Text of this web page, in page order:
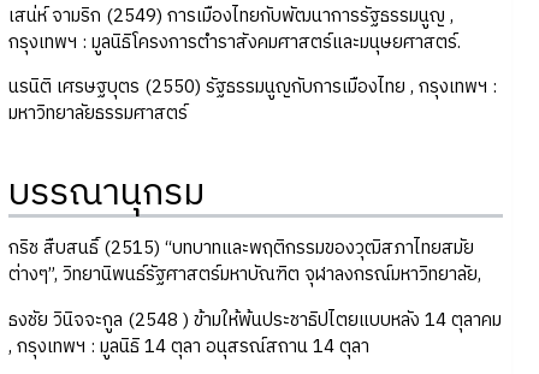
เสน่ห์ จามริก (2549) การเมืองไทยกับพัฒนาการรัฐธรรมนูญ ,
กรุงเทพฯ : มูลนิธิโครงการตำราสังคมศาสตร์และมนุษยศาสตร์.
นรนิติ เศรษฐบุตร (2550) รัฐธรรมนูญกับการเมืองไทย , กรุงเทพฯ :
มหาวิทยาลัยธรรมศาสตร์
บรรณานุกรม
กริช สืบสนธิ์ (2515) “บทบาทและพฤติกรรมของวุฒิสภาไทยสมัย
ต่างๆ”, วิทยานิพนธ์รัฐศาสตร์มหาบัณฑิต จุฬาลงกรณ์มหาวิทยาลัย,
ธงชัย วินิจจะกูล (2548 ) ข้ามให้พ้นประชาธิปไตยแบบหลัง 14 ตุลาคม
, กรุงเทพฯ : มูลนิธิ 14 ตุลา อนุสรณ์สถาน 14 ตุลา